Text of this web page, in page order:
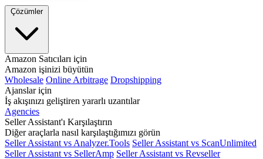
Çözümler
Amazon Satıcıları için
Amazon işinizi büyütün
Wholesale Online Arbitrage Dropshipping
Ajanslar için
İş akışınızı geliştiren yararlı uzantılar
Agencies
Seller Assistant'ı Karşılaştırın
Diğer araçlarla nasıl karşılaştığımızı görün
Seller Assistant vs Analyzer.Tools Seller Assistant vs ScanUnlimited
Seller Assistant vs SellerAmp Seller Assistant vs Revseller